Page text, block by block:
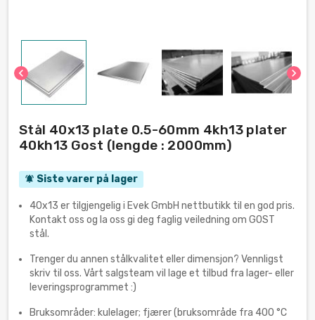
chevron_left chevron_right
Stål 40x13 plate 0.5-60mm 4kh13 plater
40kh13 Gost (lengde : 2000mm)
notifications_active Siste varer på lager
40x13 er tilgjengelig i Evek GmbH nettbutikk til en god pris.
Kontakt oss og la oss gi deg faglig veiledning om GOST
stål.
Trenger du annen stålkvalitet eller dimensjon? Vennligst
skriv til oss. Vårt salgsteam vil lage et tilbud fra lager- eller
leveringsprogrammet :)
Bruksområder: kulelager; fjærer (bruksområde fra 400 °С